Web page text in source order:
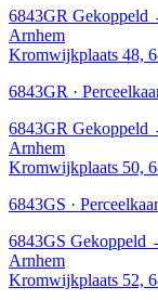
6843GR Gekoppeld
Arnhem
Kromwijkplaats 48,
6843GR ·
6843GR Gekoppeld
Arnhem
Kromwijkplaats 50,
6843GS ·
6843GS Gekoppeld
Arnhem
Kromwijkplaats 52,